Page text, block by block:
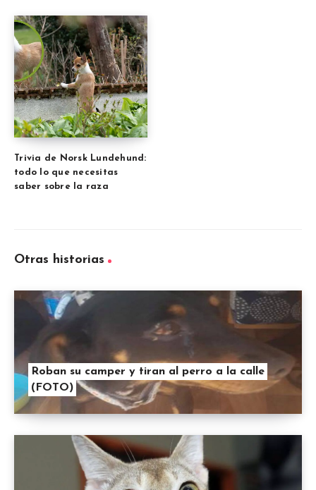
Trivia de Norsk Lundehund:
todo lo que necesitas
saber sobre la raza
Otras historias
Roban su camper y tiran al perro a la calle
(FOTO)